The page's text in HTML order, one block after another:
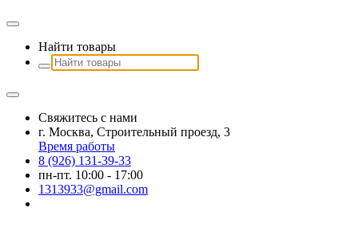
Найти товары
Свяжитесь с нами
г. Москва, Строительный проезд, 3
Время работы
8 (926) 131-39-33
пн-пт. 10:00 - 17:00
1313933@gmail.com